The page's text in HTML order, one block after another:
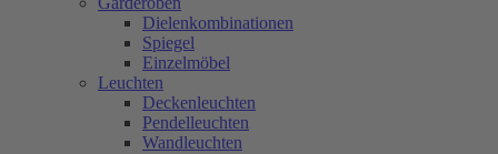
Dielenkombinationen
Spiegel
Einzelmöbel
Leuchten
Deckenleuchten
Pendelleuchten
Wandleuchten